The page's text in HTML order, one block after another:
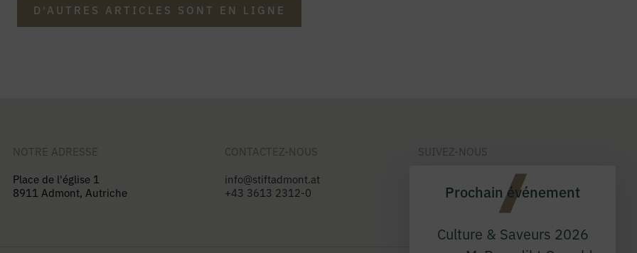
D'AUTRES ARTICLES SONT EN LIGNE
NOTRE ADRESSE
Place de l'église 1
8911 Admont, Autriche
CONTACTEZ-NOUS
info@stiftadmont.at
+43 3613 2312-0
SUIVEZ-NOUS
Prochain événement
Culture & Saveurs 2026